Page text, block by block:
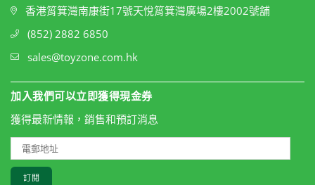
香港筲箕灣南康街17號天悅筲箕灣廣場2樓2002號舖
(852) 2882 6850
sales@toyzone.com.hk
加入我們可以立即獲得現金券
獲得最新情報，銷售和預訂消息
訂閱